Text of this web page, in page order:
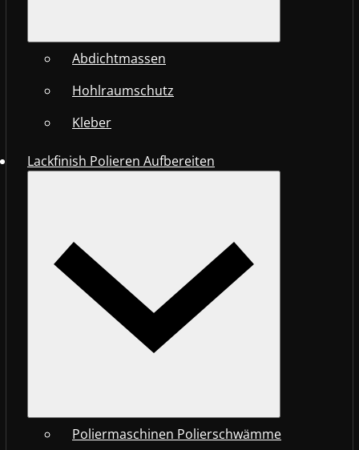
Abdichtmassen
Hohlraumschutz
Kleber
Lackfinish Polieren Aufbereiten
Poliermaschinen Polierschwämme